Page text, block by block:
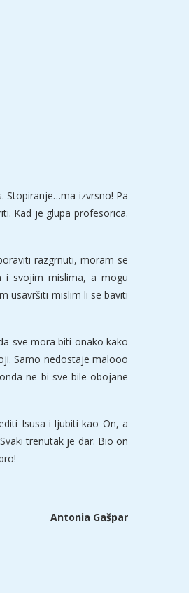
Stopiranje…ma izvrsno! Pa
Kad je glupa profesorica.
razgrnuti, moram se
i svojim mislima, a mogu
usavršiti mislim li se baviti
sve mora biti onako kako
Samo nedostaje malooo
ne bi sve bile obojane
Isusa i ljubiti kao On, a
trenutak je dar. Bio on
Antonia Gašpar